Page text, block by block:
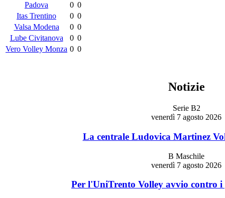
Padova
0 0
Itas Trentino
0 0
Valsa Modena
0 0
Lube Civitanova
0 0
Vero Volley Monza 0 0
Notizie
Serie B2
venerdì 7 agosto 2026
La centrale Ludovica Martinez
B Maschile
venerdì 7 agosto 2026
Per l'UniTrento Volley avvio contro